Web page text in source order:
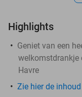
Highlights
Geniet van een
welkomstdrankje
Havre
Zie hier de